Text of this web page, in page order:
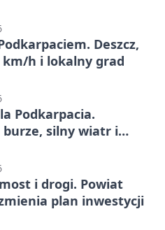
Deszcz,
h i lokalny grad
Podkarpacia.
burze, silny wiatr i
i drogi. Powiat
plan inwestycji